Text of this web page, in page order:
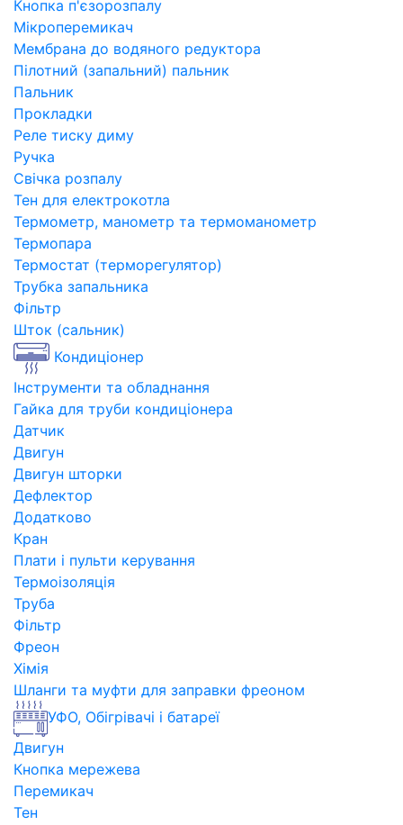
Кнопка п'єзорозпалу
Мікроперемикач
Мембрана до водяного редуктора
Пілотний (запальний) пальник
Пальник
Прокладки
Реле тиску диму
Ручка
Свічка розпалу
Тен для електрокотла
Термометр, манометр та термоманометр
Термопара
Термостат (терморегулятор)
Трубка запальника
Фільтр
Шток (сальник)
Кондиціонер
Інструменти та обладнання
Гайка для труби кондиціонера
Датчик
Двигун
Двигун шторки
Дефлектор
Додатково
Кран
Плати і пульти керування
Термоізоляція
Труба
Фільтр
Фреон
Хімія
Шланги та муфти для заправки фреоном
УФО, Обігрівачі і батареї
Двигун
Кнопка мережева
Перемикач
Тен